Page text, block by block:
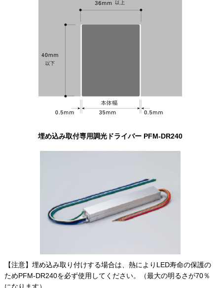
埋め込み取付専用調光ドライバー PFM-DR240
【注意】埋め込み取り付けする場合は、熱によりLED寿命の保護の
ためPFM-DR240を必ず使用してください。（最大の明るさが70％
になります）